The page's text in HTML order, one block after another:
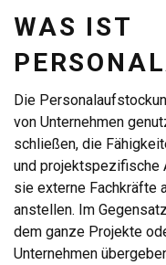
WAS IST
Die
von Unternehmen
schließen, die
und projektspezifische
sie externe Fachkräfte
anstellen. Im
dem ganze Projekte
Unternehmen